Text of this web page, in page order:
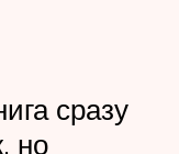
сразу
но